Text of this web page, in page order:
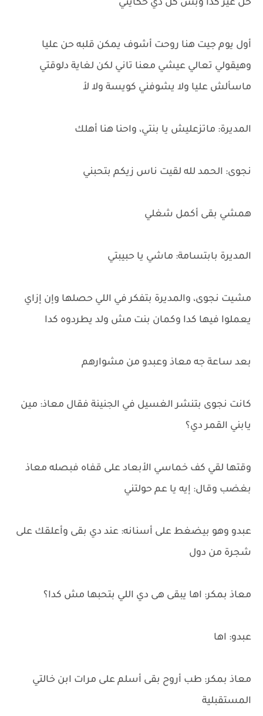
حل غير كدا وبس كل دي حكايتي
أول يوم جيت هنا روحت أشوف يمكن قلبه حن عليا
وهيقولي تعالي عيشي معنا تاني لكن لغاية دلوقتي
ماسألش عليا ولا يشوفني كويسة ولا لأ
المديرة: ماتزعليش يا بنتي، واحنا هنا أهلك
نجوى: الحمد لله لقيت ناس زيكم بتحبني
همشي بقى أكمل شغلي
المديرة بابتسامة: ماشي يا حبيبتي
مشيت نجوى، والمديرة بتفكر في اللي حصلها وإن إزاي
يعملوا فيها كدا وكمان بنت مش ولد يطردوه كدا
بعد ساعة جه معاذ وعبدو من مشوارهم
كانت نجوى بتنشر الغسيل في الجنينة فقال معاذ: مين
يابني القمر دي؟
وقتها لقي كف خماسي الأبعاد على قفاه فبصله معاذ
بغضب وقال: إيه يا عم حولتني
عبدو وهو بيضغط على أسنانه: عند دي بقى وأعلقك على
شجرة من دول
معاذ بمكر: اها يبقى هى دي اللي بتحبها مش كدا؟
عبدو: اها
معاذ بمكر: طب أروح بقى أسلم على مرات ابن خالتي
المستقبلية